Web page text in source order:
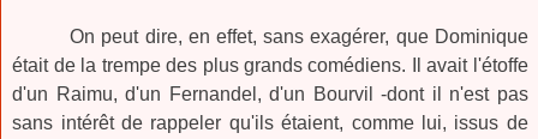
On peut dire, en effet, sans exagérer, que Dominique
était de la trempe des plus grands comédiens. Il avait l'étoffe
d'un Raimu, d'un Fernandel, d'un Bourvil -dont il n'est pas
sans intérêt de rappeler qu'ils étaient, comme lui, issus de